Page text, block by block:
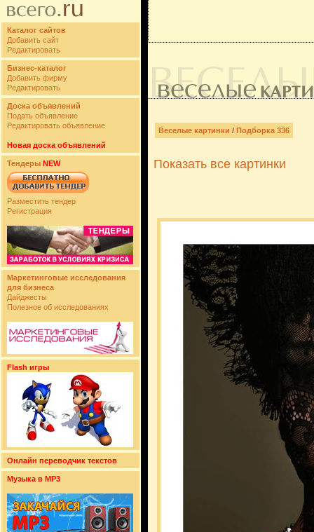
Каталог сайтов
Добавить сайт
Редактировать
Бизнес-каталог
Добавить фирму
Редактировать
Доска объявлений
Подать объявление
Редактировать объявление
Новая доска объявлений
Тендеры NEW
Разместить тендер
Регистрация
Маркетинговые исследования
для бизнеса
Дайджесты
Полезное об исследованиях
Flash игры
Онлайн переводчик текстов
Музыка в MP3
Веселые картинки / Подборка 336
Показать все картинки